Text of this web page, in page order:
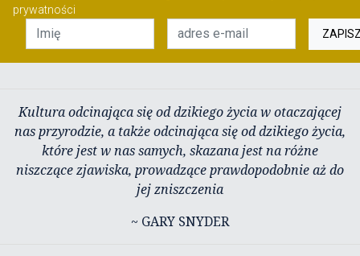
prywatności
Kultura odcinająca się od dzikiego życia w otaczającej
nas przyrodzie, a także odcinająca się od dzikiego życia,
które jest w nas samych, skazana jest na różne
niszczące zjawiska, prowadzące prawdopodobnie aż do
jej zniszczenia
~ GARY SNYDER